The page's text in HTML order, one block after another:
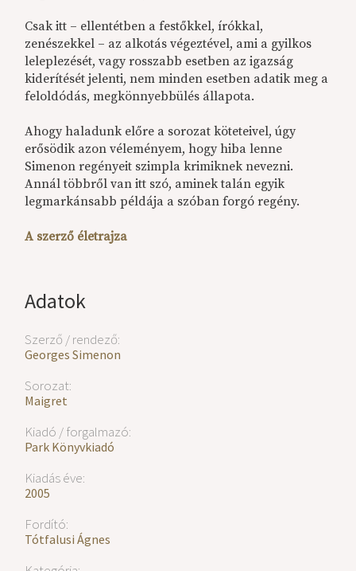
Adatok
Szerző / rendező:
Georges Simenon
Sorozat:
Maigret
Kiadó / forgalmazó:
Park Könyvkiadó
Kiadás éve:
2005
Fordító:
Tótfalusi Ágnes
Csak itt – ellentétben a festőkkel, írókkal,
zenészekkel – az alkotás végeztével, ami a gyilkos
leleplezését, vagy rosszabb esetben az igazság
kiderítését jelenti, nem minden esetben adatik meg a
feloldódás, megkönnyebbülés állapota.
Ahogy haladunk előre a sorozat köteteivel, úgy
erősödik azon véleményem, hogy hiba lenne
Simenon regényeit szimpla krimiknek nevezni.
Annál többről van itt szó, aminek talán egyik
legmarkánsabb példája a szóban forgó regény.
A szerző életrajza